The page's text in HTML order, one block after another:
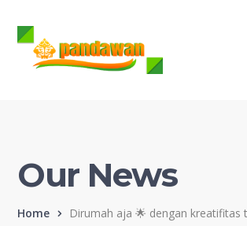
Our News
Home Dirumah aja 🌟 dengan kreatifitas